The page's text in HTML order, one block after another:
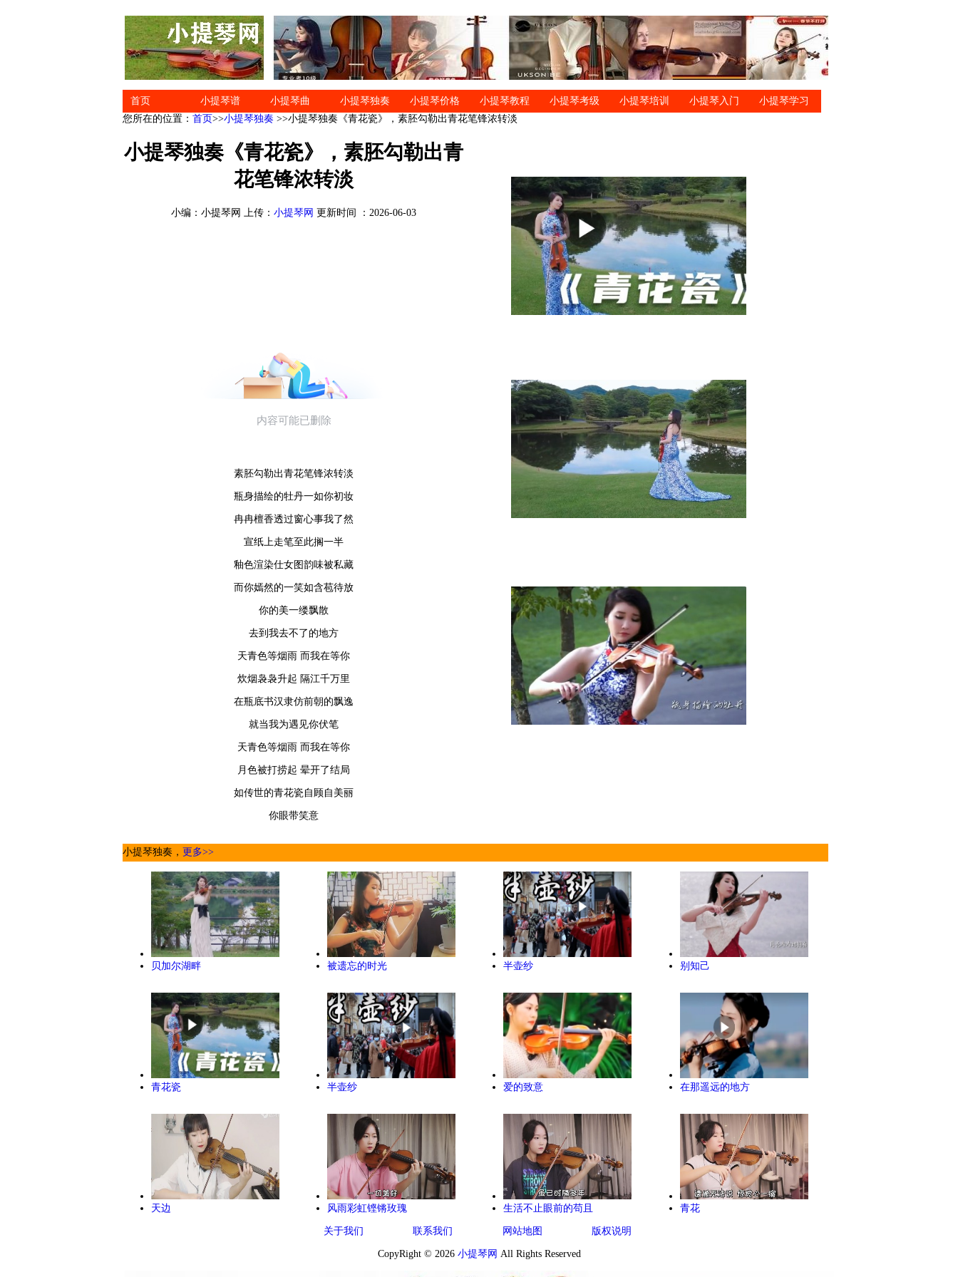
首页 小提琴谱 小提琴曲 小提琴独奏 小提琴价格 小提琴教程 小提琴考级 小提琴培训 小提琴入门
小提琴学习
您所在的位置： 首页>>小提琴独奏 >>小提琴独奏《青花瓷》，素胚勾勒出青花笔锋浓转淡
小提琴独奏《青花瓷》，素胚勾勒出青
花笔锋浓转淡
小编：小提琴网 上传： 小提琴网 更新时间 ：2026-06-03
素胚勾勒出青花笔锋浓转淡
瓶身描绘的牡丹一如你初妆
冉冉檀香透过窗心事我了然
宣纸上走笔至此搁一半
釉色渲染仕女图韵味被私藏
而你嫣然的一笑如含苞待放
你的美一缕飘散
去到我去不了的地方
天青色等烟雨 而我在等你
炊烟袅袅升起 隔江千万里
在瓶底书汉隶仿前朝的飘逸
就当我为遇见你伏笔
天青色等烟雨 而我在等你
月色被打捞起 晕开了结局
如传世的青花瓷自顾自美丽
你眼带笑意
小提琴独奏， 更多>>
贝加尔湖畔 被遗忘的时光 半壶纱 别知己
青花瓷 半壶纱 爱的致意 在那遥远的地方
天边 风雨彩虹铿锵玫瑰 生活不止眼前的苟且 青花
关于我们 联系我们 网站地图 版权说明
CopyRight © 2026 小提琴网 All Rights Reserved